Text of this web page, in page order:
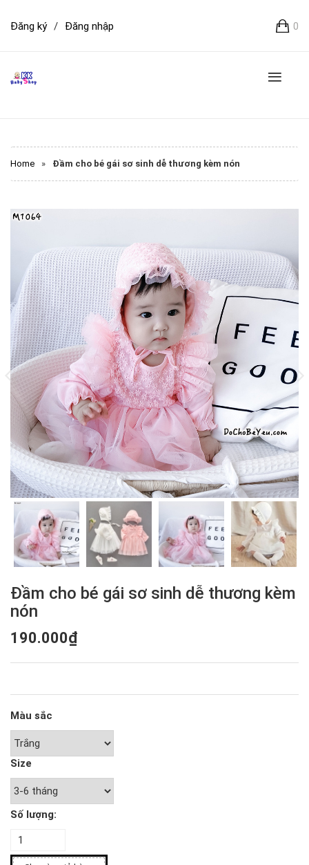
0
Đăng ký / Đăng nhập
Home » Đầm cho bé gái sơ sinh dễ thương kèm nón
Đầm cho bé gái sơ sinh dễ thương kèm
nón
190.000₫
Màu sắc
Size
Số lượng: